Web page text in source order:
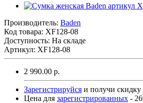
Производитель: Baden
Код товара: XF128-08
Доступность: На складе
Артикул: XF128-08
2 990.00 р.
Зарегистрируйся и получи скидку
Цена для зарегистрированных -